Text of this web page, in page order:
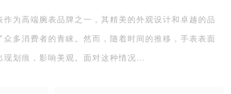
作为高端腕表品牌之一，其精美的外观设计和卓越的品
众多消费者的青睐。然而，随着时间的推移，手表表面
现划痕，影响美观。面对这种情况…